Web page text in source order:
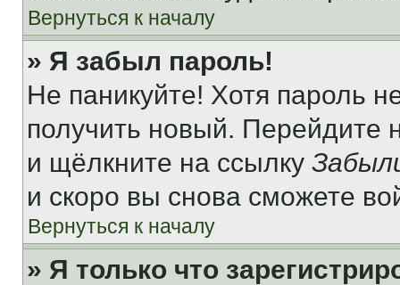
Вернуться к началу
» Я забыл пароль!
Не паникуйте! Хотя пароль
получить новый. Перейдите
и щёлкните на ссылку
и скоро вы снова сможете
Вернуться к началу
» Я только что